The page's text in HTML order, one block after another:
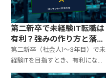
第二新卒で未経験IT転職は
有利？強みの作り方と落と
し穴
第二新卒（社会人1〜3年目）で未
経験ITを目指すとき、有利になり
やすい条件・不利になる落とし